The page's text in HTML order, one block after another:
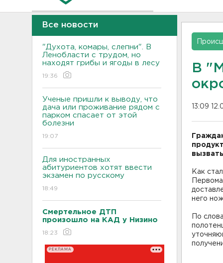
Все новости
"Духота, комары, слепни". В
Ленобласти с трудом, но
находят грибы и ягоды в лесу
19:36
Ученые пришли к выводу, что
дача или проживание рядом с
парком спасает от этой
болезни
19:07
Для иностранных
абитуриентов хотят ввести
экзамен по русскому
18:49
Смертельное ДТП
произошло на КАД у Низино
18:23
РЕКЛАМА
В
13:09
Как
него
По